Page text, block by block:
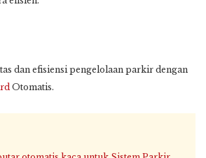
dan efisiensi pengelolaan parkir dengan
Otomatis.